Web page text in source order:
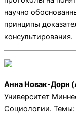
научно
принципы
консультирования.
Анна Новак-Дорн
Университет
Социологии. Темы: